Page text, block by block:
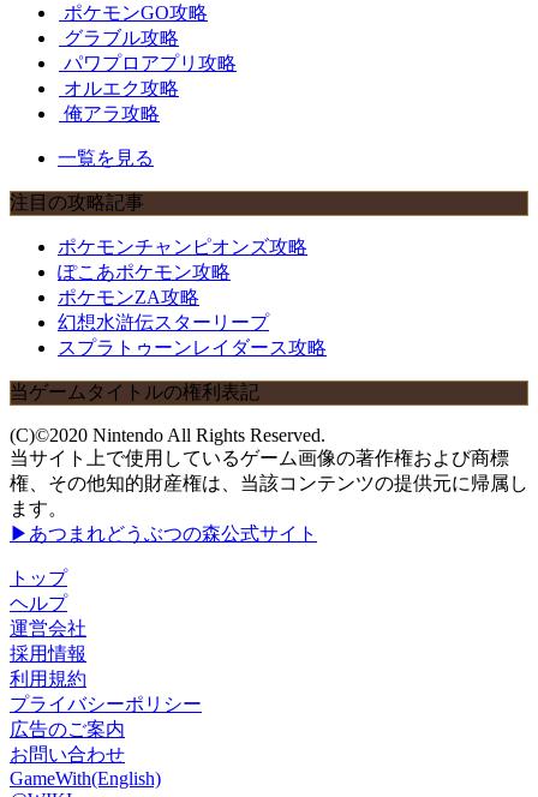
ポケモンGO攻略
グラブル攻略
パワプロアプリ攻略
オルエク攻略
俺アラ攻略
一覧を見る
注目の攻略記事
ポケモンチャンピオンズ攻略
ぽこあポケモン攻略
ポケモンZA攻略
幻想水滸伝スターリープ
スプラトゥーンレイダース攻略
当ゲームタイトルの権利表記
(C)©2020 Nintendo All Rights Reserved.
当サイト上で使用しているゲーム画像の著作権および商標
権、その他知的財産権は、当該コンテンツの提供元に帰属し
ます。
▶あつまれどうぶつの森公式サイト
トップ
ヘルプ
運営会社
採用情報
利用規約
プライバシーポリシー
広告のご案内
お問い合わせ
GameWith(English)